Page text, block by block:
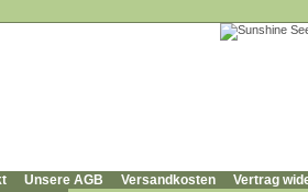
Unsere AGB Versandkosten Vertrag